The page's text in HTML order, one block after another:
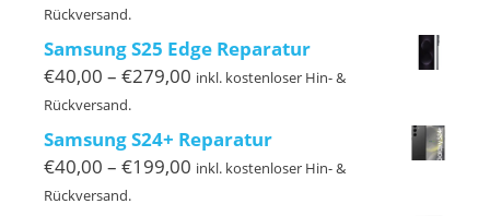
€239,00
Rückversand.
Samsung S25 Edge Reparatur
€40,00 – €279,00 Preisspanne:
€279,00
inkl. kostenloser Hin- &
Rückversand.
Samsung S24+ Reparatur
€40,00 – €199,00 Preisspanne:
inkl. kostenloser Hin- &
Rückversand.